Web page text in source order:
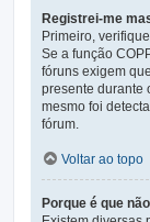
Registrei-me
Primeiro,
Se a função
fóruns exigem
presente durante
mesmo foi
fórum.
Voltar ao topo
Porque é que